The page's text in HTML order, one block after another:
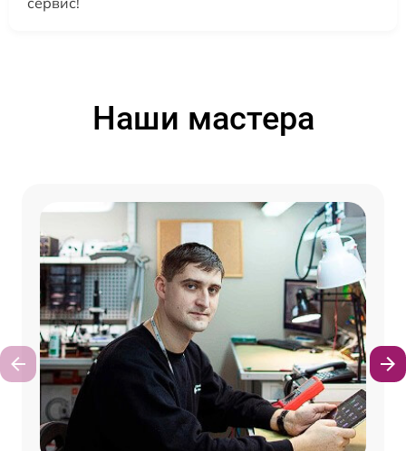
Наши мастера